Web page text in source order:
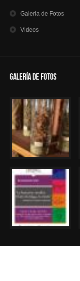
Galeriade Fotos
Videos
Galería de Fotos